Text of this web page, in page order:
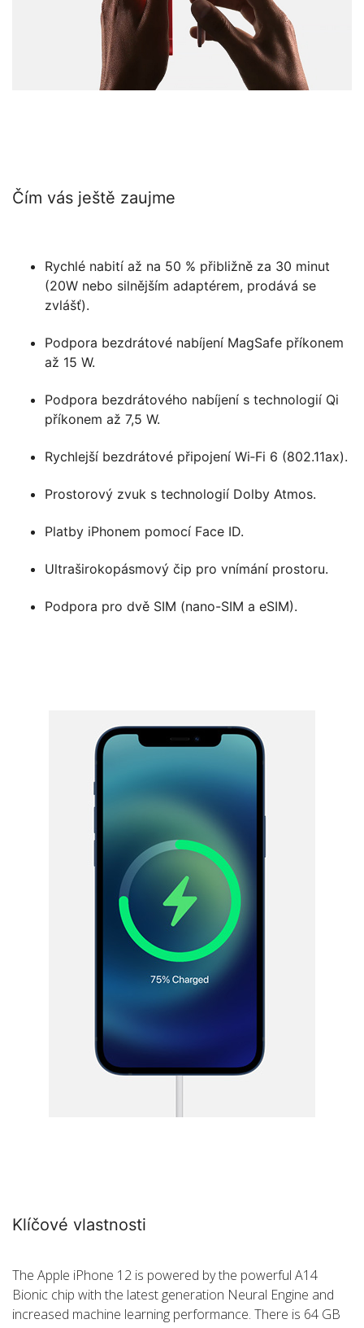
Čím vás ještě zaujme
Rychlé nabití až na 50 % přibližně za 30 minut
(20W nebo silnějším adaptérem, prodává se
zvlášť).
Podpora bezdrátové nabíjení MagSafe příkonem
až 15 W.
Podpora bezdrátového nabíjení s technologií Qi
příkonem až 7,5 W.
Rychlejší bezdrátové připojení Wi‑Fi 6 (802.11ax).
Prostorový zvuk s technologií Dolby Atmos.
Platby iPhonem pomocí Face ID.
Ultraširokopásmový čip pro vnímání prostoru.
Podpora pro dvě SIM (nano-SIM a eSIM).
Klíčové vlastnosti
The Apple iPhone 12 is powered by the powerful A14
Bionic chip with the latest generation Neural Engine and
increased machine learning performance. There is 64 GB